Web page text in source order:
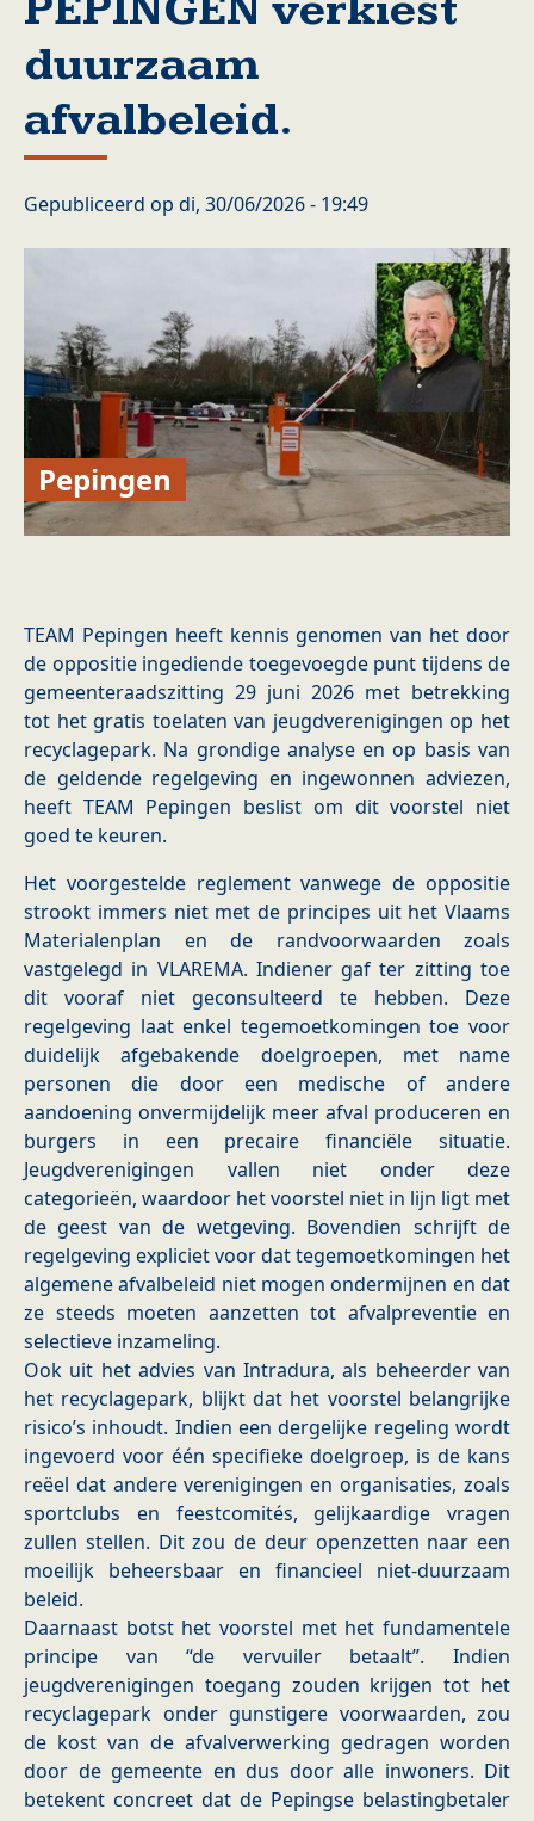
duurzaam
afvalbeleid.
Gepubliceerd op di, 30/06/2026 - 19:49
Pepingen
TEAM Pepingen heeft kennis genomen van het door
de oppositie ingediende toegevoegde punt tijdens de
gemeenteraadszitting 29 juni 2026 met betrekking
tot het gratis toelaten van jeugdverenigingen op het
recyclagepark. Na grondige analyse en op basis van
de geldende regelgeving en ingewonnen adviezen,
heeft TEAM Pepingen beslist om dit voorstel niet
goed te keuren.
Het voorgestelde reglement vanwege de oppositie
strookt immers niet met de principes uit het Vlaams
Materialenplan en de randvoorwaarden zoals
vastgelegd in VLAREMA. Indiener gaf ter zitting toe
dit vooraf niet geconsulteerd te hebben. Deze
regelgeving laat enkel tegemoetkomingen toe voor
duidelijk afgebakende doelgroepen, met name
personen die door een medische of andere
aandoening onvermijdelijk meer afval produceren en
burgers in een precaire financiële situatie.
Jeugdverenigingen vallen niet onder deze
categorieën, waardoor het voorstel niet in lijn ligt met
de geest van de wetgeving. Bovendien schrijft de
regelgeving expliciet voor dat tegemoetkomingen het
algemene afvalbeleid niet mogen ondermijnen en dat
ze steeds moeten aanzetten tot afvalpreventie en
selectieve inzameling.
Ook uit het advies van Intradura, als beheerder van
het recyclagepark, blijkt dat het voorstel belangrijke
risico’s inhoudt. Indien een dergelijke regeling wordt
ingevoerd voor één specifieke doelgroep, is de kans
reëel dat andere verenigingen en organisaties, zoals
sportclubs en feestcomités, gelijkaardige vragen
zullen stellen. Dit zou de deur openzetten naar een
moeilijk beheersbaar en financieel niet-duurzaam
beleid.
Daarnaast botst het voorstel met het fundamentele
principe van “de vervuiler betaalt”. Indien
jeugdverenigingen toegang zouden krijgen tot het
recyclagepark onder gunstigere voorwaarden, zou
de kost van de afvalverwerking gedragen worden
door de gemeente en dus door alle inwoners. Dit
betekent concreet dat de Pepingse belastingbetaler